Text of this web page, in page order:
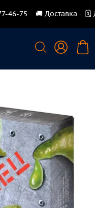
46-75 🚚 Доставка 🗓️